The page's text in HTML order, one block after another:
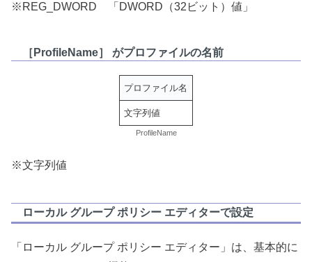
※REG_DWORD 「DWORD（32ビット）値」
［ProfileName］ がプロファイルの名前
プロファイル名
文字列値
ProfileName
※文字列値
ローカル グループ ポリシー エディターで設定
「ローカル グループ ポリシー エディター」は、基本的に